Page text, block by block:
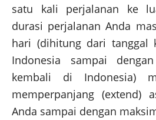
satu kali perjalanan ke
durasi perjalanan Anda
hari (dihitung dari tanggal
Indonesia sampai
kembali di Indonesia)
memperpanjang (extend)
Anda sampai dengan